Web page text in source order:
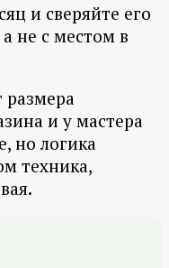
и сверяйте его
не с местом в
размера
и у мастера
но логика
техника,